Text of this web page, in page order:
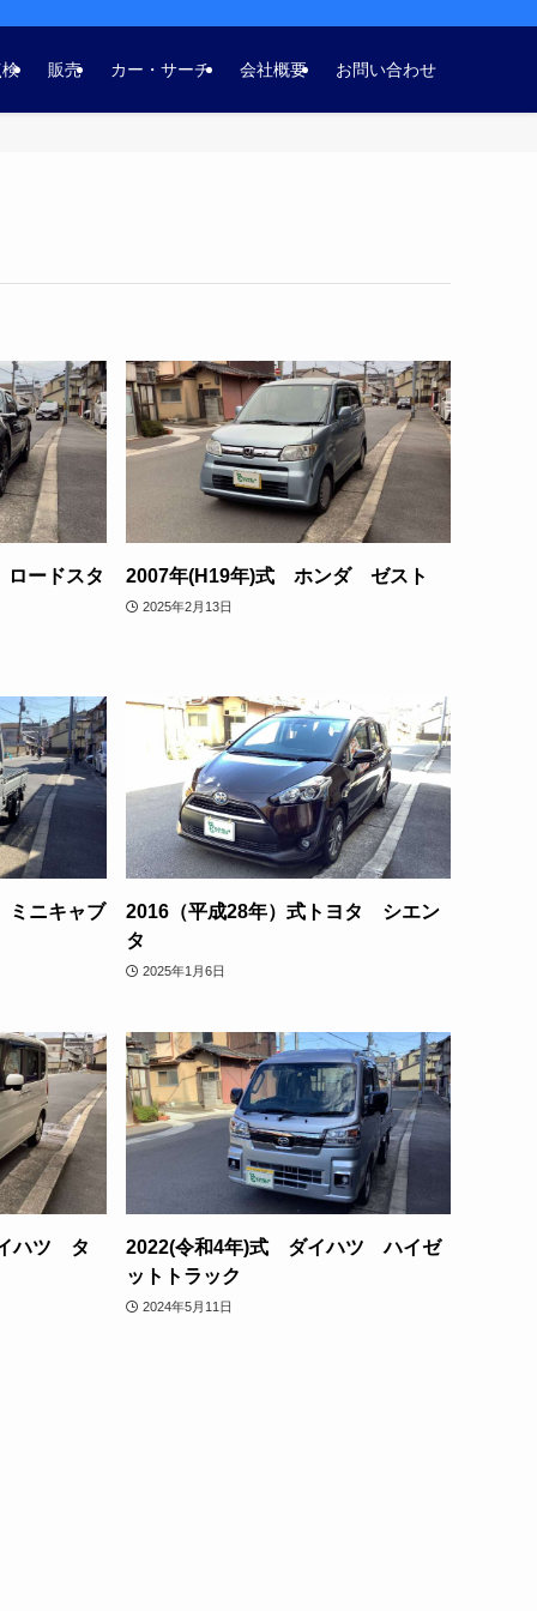
販売 カー・サーチ 会社概要 お問い合わせ
ードスタ 2007年(H19年)式 ホンダ ゼスト
2025年2月13日
ニキャブ
2016（平成28年）式トヨタ シエン
タ
2025年1月6日
ハツ タ
2022(令和4年)式 ダイハツ ハイゼ
ットトラック
2024年5月11日